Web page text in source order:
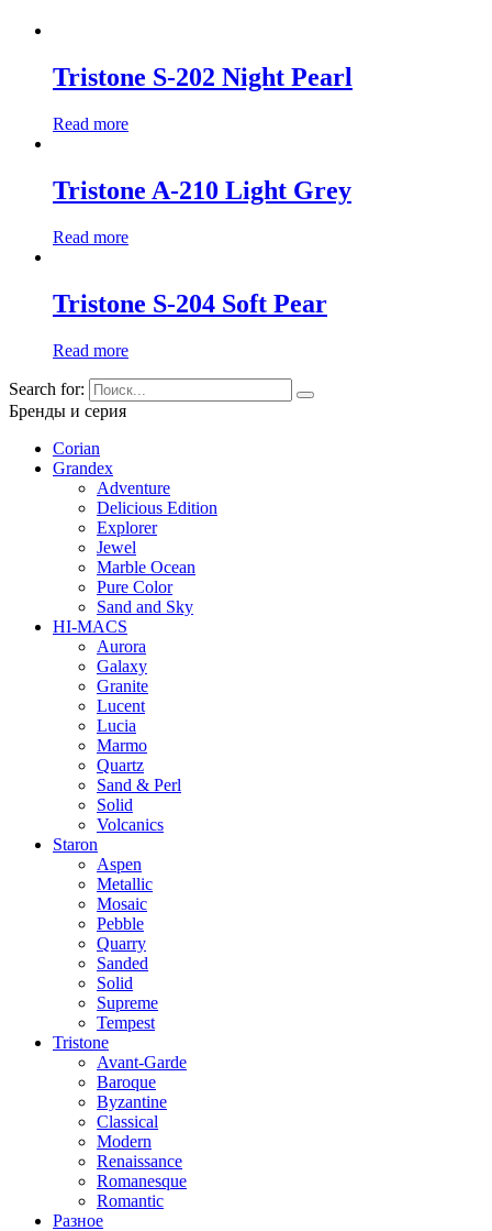
Tristone S-202 Night Pearl
Read more
Tristone A-210 Light Grey
Read more
Tristone S-204 Soft Pear
Read more
Search for:
Бренды и серия
Corian
Grandex
Adventure
Delicious Edition
Explorer
Jewel
Marble Ocean
Pure Color
Sand and Sky
HI-MACS
Aurora
Galaxy
Granite
Lucent
Lucia
Marmo
Quartz
Sand & Perl
Solid
Volcanics
Staron
Aspen
Metallic
Mosaic
Pebble
Quarry
Sanded
Solid
Supreme
Tempest
Tristone
Avant-Garde
Baroque
Byzantine
Classical
Modern
Renaissance
Romanesque
Romantic
Разное